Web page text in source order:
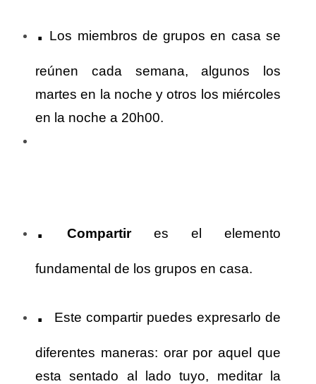
. Los miembros de grupos en casa se
reúnen cada semana, algunos los
martes en la noche y otros los miércoles
en la noche a 20h00.
. Compartires el elemento
fundamental de los grupos en casa.
. Este compartir puedes expresarlo de
diferentes maneras: orar por aquel que
esta sentado al lado tuyo, meditar la